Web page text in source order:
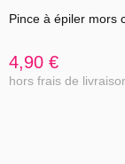
Pince à épiler mors
4,90 €
hors frais de